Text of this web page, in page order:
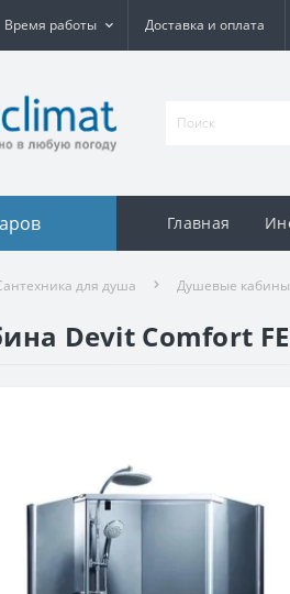
Время работы Доставка и оплата
Главная
для душа Душевые кабины
Devit Comfort